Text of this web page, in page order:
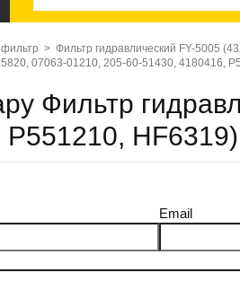
фильтр > Фильтр гидравлический FY-5005
07063-01210, 205-60-51430, 4180416,
Фильтр
HF6319)
Email